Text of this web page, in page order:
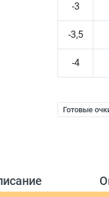
-3
-3,5
-4
Готовые